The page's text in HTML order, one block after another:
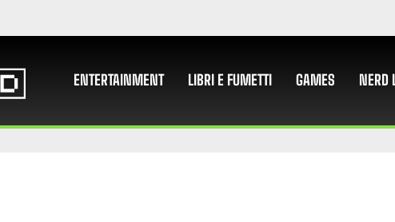
ENTERTAINMENT LIBRI E FUMETTI GAMES NERD